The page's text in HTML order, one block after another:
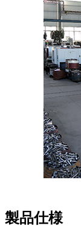
製品仕様